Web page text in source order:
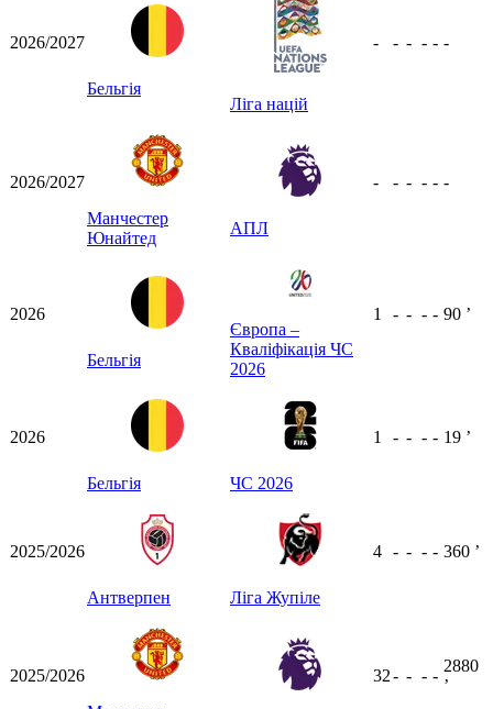
2026/2027
Бельгія
Ліга націй
- - - - - -
2026/2027
Манчестер
Юнайтед
АПЛ
- - - - - -
2026
Бельгія
Європа –
Кваліфікація ЧС
2026
1 - - - - 90 ʼ
2026
Бельгія ЧС 2026
1 - - - - 19 ʼ
2025/2026
Антверпен Ліга Жупіле
4 - - - - 360 ʼ
2025/2026
32- - - -
2880
ʼ